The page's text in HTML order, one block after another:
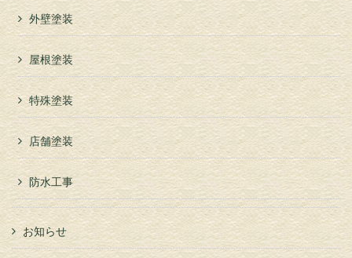
外壁塗装
屋根塗装
特殊塗装
店舗塗装
防水工事
お知らせ